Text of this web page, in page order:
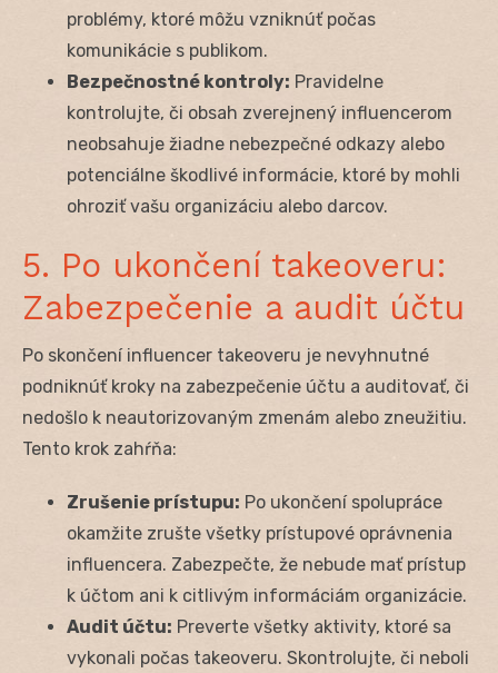
problémy, ktoré môžu vzniknúť počas
komunikácie s publikom.
Bezpečnostné kontroly: Pravidelne
kontrolujte, či obsah zverejnený influencerom
neobsahuje žiadne nebezpečné odkazy alebo
potenciálne škodlivé informácie, ktoré by mohli
ohroziť vašu organizáciu alebo darcov.
5. Po ukončení takeoveru:
Zabezpečenie a audit účtu
Po skončení influencer takeoveru je nevyhnutné
podniknúť kroky na zabezpečenie účtu a auditovať, či
nedošlo k neautorizovaným zmenám alebo zneužitiu.
Tento krok zahŕňa:
Zrušenie prístupu: Po ukončení spolupráce
okamžite zrušte všetky prístupové oprávnenia
influencera. Zabezpečte, že nebude mať prístup
k účtom ani k citlivým informáciám organizácie.
Audit účtu: Preverte všetky aktivity, ktoré sa
vykonali počas takeoveru. Skontrolujte, či neboli